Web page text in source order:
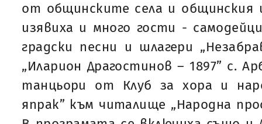
от общинските села и общинския
изявиха и много гости -
градски песни и шлагери
„Иларион Драгостинов – 1897” с.
танцьори от Клуб за хора и
япрак” към читалище „Народна